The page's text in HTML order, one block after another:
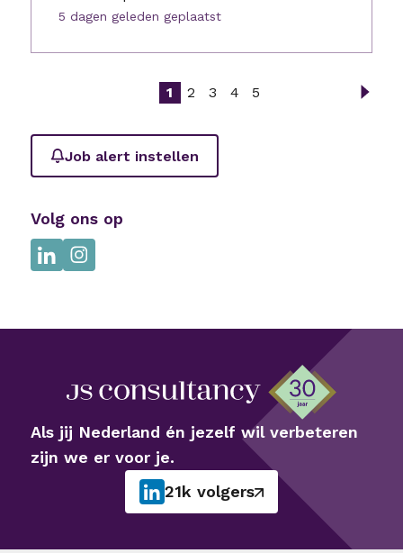
5 dagen geleden geplaatst
1 2 3 4 5
Job alert instellen
Volg ons op
Als jij Nederland én jezelf wil verbeteren
zijn we er voor je.
21k volgers